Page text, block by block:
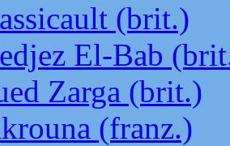
(brit.)
El-Bab
Zarga (brit.)
(franz.)